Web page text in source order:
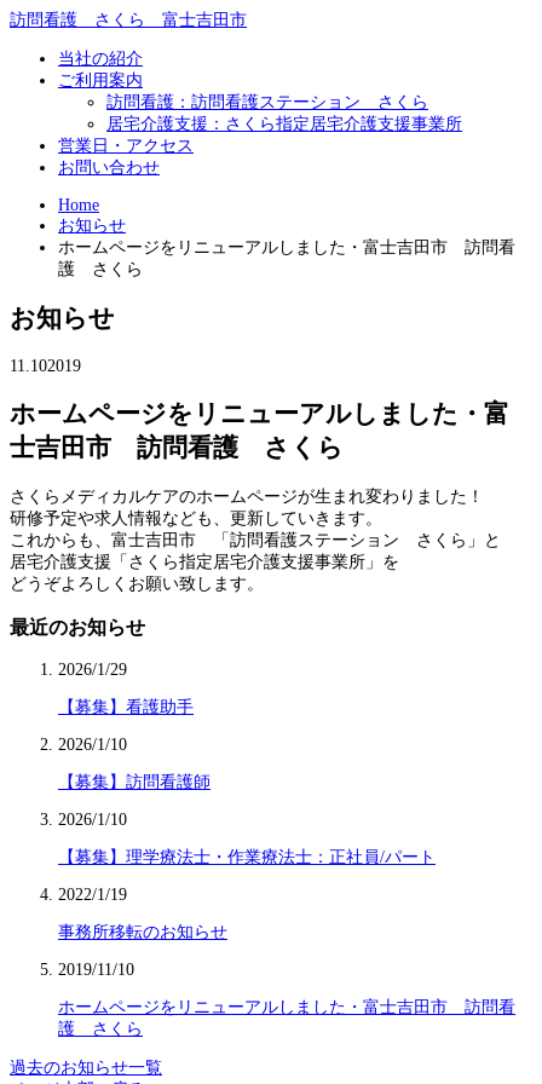
訪問看護 さくら 富士吉田市
当社の紹介
ご利用案内
訪問看護：訪問看護ステーション さくら
居宅介護支援：さくら指定居宅介護支援事業所
営業日・アクセス
お問い合わせ
Home
お知らせ
ホームページをリニューアルしました・富士吉田市 訪問看
護 さくら
お知らせ
11.102019
ホームページをリニューアルしました・富
士吉田市 訪問看護 さくら
さくらメディカルケアのホームページが生まれ変わりました！
研修予定や求人情報なども、更新していきます。
これからも、富士吉田市 「訪問看護ステーション さくら」と
居宅介護支援「さくら指定居宅介護支援事業所」を
どうぞよろしくお願い致します。
最近のお知らせ
2026/1/29
【募集】看護助手
2026/1/10
【募集】訪問看護師
2026/1/10
【募集】理学療法士・作業療法士：正社員/パート
2022/1/19
事務所移転のお知らせ
2019/11/10
ホームページをリニューアルしました・富士吉田市 訪問看
護 さくら
過去のお知らせ一覧